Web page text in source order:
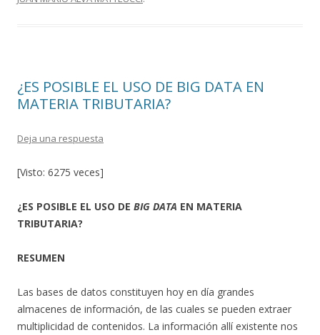
¿ES POSIBLE EL USO DE BIG DATA EN
MATERIA TRIBUTARIA?
Deja una respuesta
[Visto: 6275 veces]
¿ES POSIBLE EL USO DE BIG DATA EN MATERIA
TRIBUTARIA?
RESUMEN
Las bases de datos constituyen hoy en día grandes
almacenes de información, de las cuales se pueden extraer
multiplicidad de contenidos. La información allí existente nos